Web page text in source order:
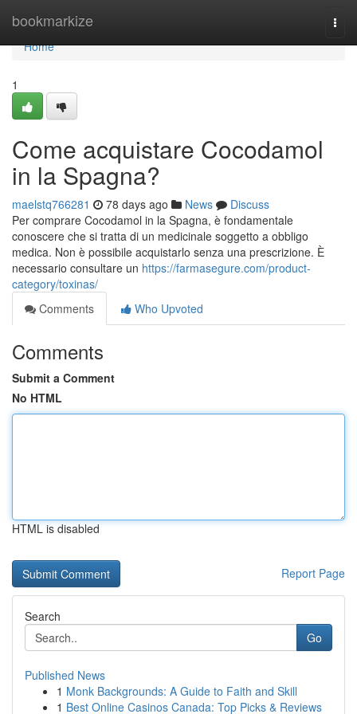
bookmarkize
Home
Home
1
Come acquistare Cocodamol
in la Spagna?
maelstq766281 78 days ago News
Discuss
Per comprare Cocodamol in la Spagna, è fondamentale
conoscere che si tratta di un medicinale soggetto a obbligo
medica. Non è possibile acquistarlo senza una prescrizione. È
necessario consultare un https://farmasegure.com/product-
category/toxinas/
Comments
Who Upvoted
Comments
Submit a Comment
No HTML
HTML is disabled
Report Page
Search
Go
Published News
1 Monk Backgrounds: A Guide to Faith and Skill
1 Best Online Casinos Canada: Top Picks & Reviews